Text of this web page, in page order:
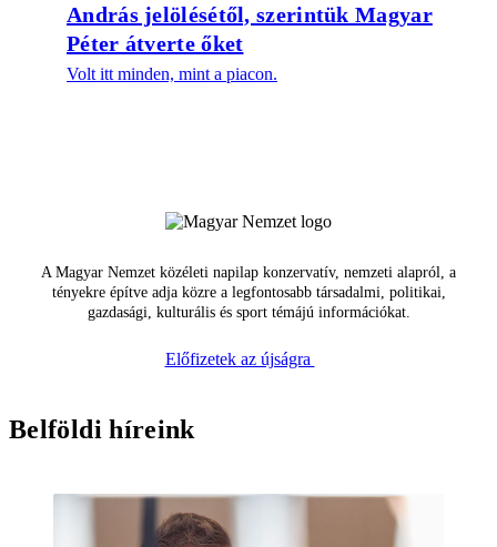
András jelölésétől, szerintük Magyar
Péter átverte őket
Volt itt minden, mint a piacon.
A Magyar Nemzet közéleti napilap konzervatív, nemzeti alapról, a
tényekre építve adja közre a legfontosabb társadalmi, politikai,
gazdasági, kulturális és sport témájú információkat.
Előfizetek az újságra
Belföldi híreink